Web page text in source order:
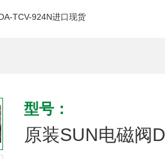
TCV-924N进口现货
型号：
原装SUN电磁阀